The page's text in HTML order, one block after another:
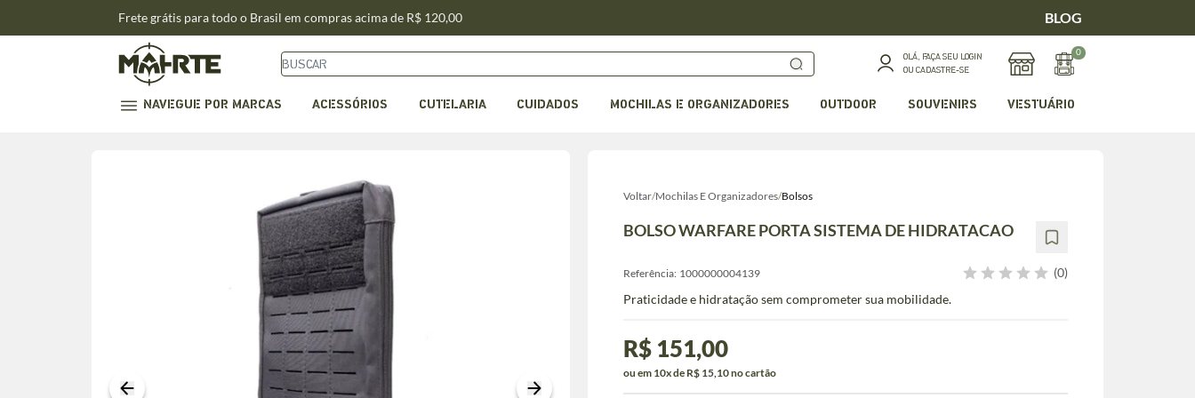
Frete grátis para todo o Brasil em compras acima de R$ 120,00 BLOG
OLÁ, FAÇA SEU LOGIN
OU CADASTRE-SE
0
NAVEGUE POR MARCAS ACESSÓRIOS CUTELARIA CUIDADOS MOCHILAS E ORGANIZADORES OUTDOOR SOUVENIRS VESTUÁRIO
Voltar/Mochilas E Organizadores/Bolsos
BOLSO WARFARE PORTA SISTEMA DE HIDRATACAO
Referência: 1000000004139
(0)
Praticidade e hidratação sem comprometer sua mobilidade.
R$ 151,00
ou em 10x de R$ 15,10 no cartão